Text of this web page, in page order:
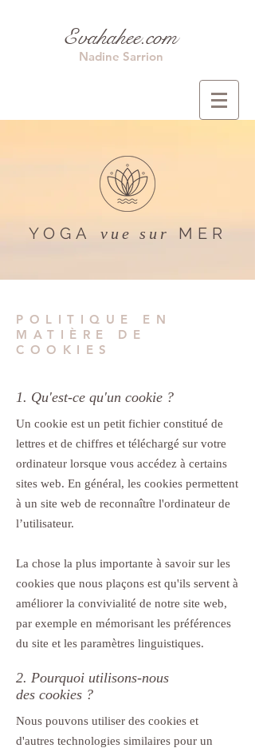
Evahahee.com
Nadine Sarrion
YOGA vue sur MER
POLITIQUE EN
MATIÈRE DE
COOKIES
1. Qu'est-ce qu'un cookie ?
Un cookie est un petit fichier constitué de
lettres et de chiffres et téléchargé sur votre
ordinateur lorsque vous accédez à certains
sites web. En général, les cookies permettent
à un site web de reconnaître l'ordinateur de
l’utilisateur.
La chose la plus importante à savoir sur les
cookies que nous plaçons est qu'ils servent à
améliorer la convivialité de notre site web,
par exemple en mémorisant les préférences
du site et les paramètres linguistiques.
2. Pourquoi utilisons-nous
des cookies ?
Nous pouvons utiliser des cookies et
d'autres technologies similaires pour un